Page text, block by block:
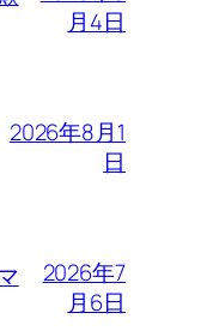
月4日
2026年8月1
日
2026年7
月6日